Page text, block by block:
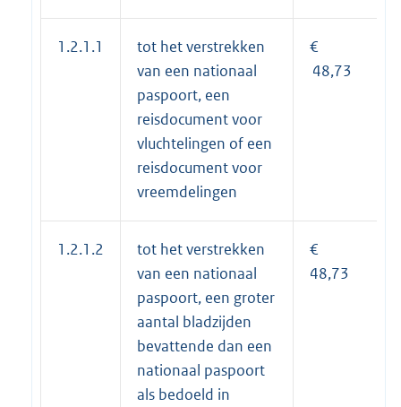
1.2.1.1
tot het verstrekken
van een nationaal
paspoort, een
reisdocument voor
vluchtelingen of een
reisdocument voor
vreemdelingen
€
48,73
1.2.1.2
tot het verstrekken
van een nationaal
paspoort, een groter
aantal bladzijden
bevattende dan een
nationaal paspoort
als bedoeld in
€
48,73